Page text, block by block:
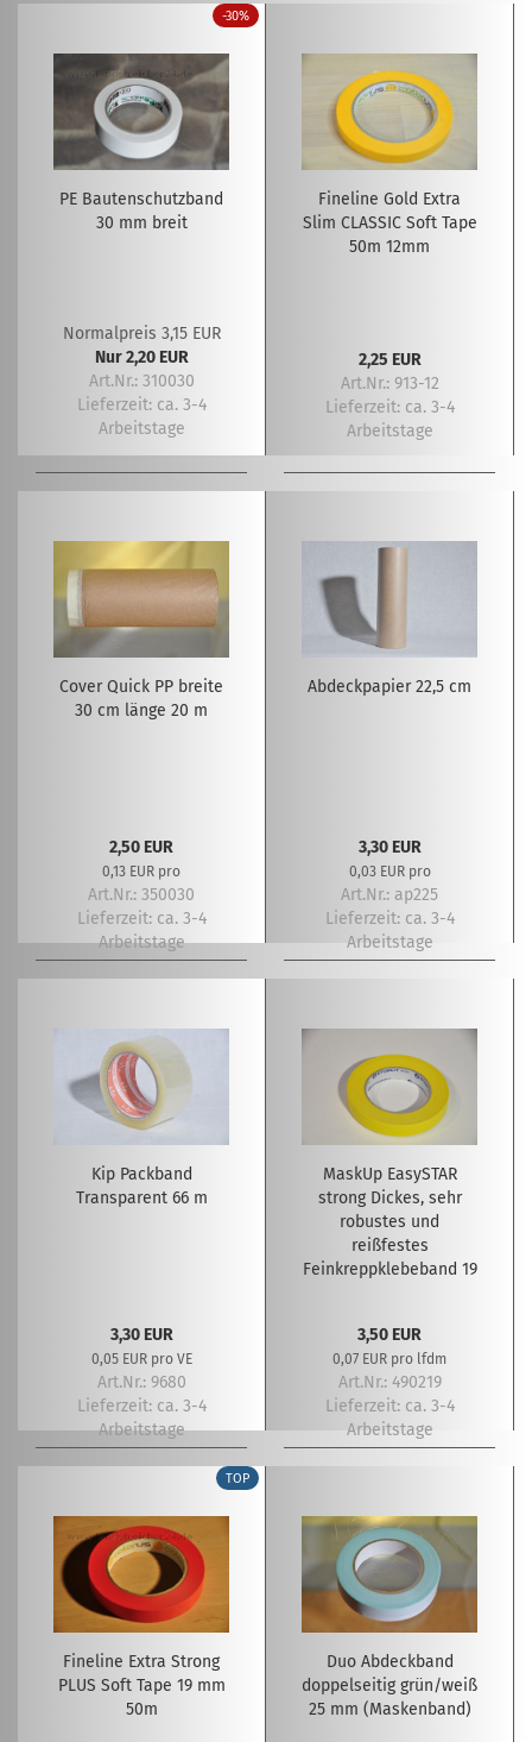
-30%
PE Bautenschutzband
30 mm breit
Normalpreis 3,15 EUR
Nur 2,20 EUR
Art.Nr.: 310030
Lieferzeit: ca. 3-4
Arbeitstage
Fineline Gold Extra
Slim CLASSIC Soft Tape
50m 12mm
2,25 EUR
Art.Nr.: 913-12
Lieferzeit: ca. 3-4
Arbeitstage
Cover Quick PP breite
30 cm länge 20 m
2,50 EUR
0,13 EUR pro
Art.Nr.: 350030
Lieferzeit: ca. 3-4
Arbeitstage
Abdeckpapier 22,5 cm
3,30 EUR
0,03 EUR pro
Art.Nr.: ap225
Lieferzeit: ca. 3-4
Arbeitstage
Kip Packband
Transparent 66 m
3,30 EUR
0,05 EUR pro VE
Art.Nr.: 9680
Lieferzeit: ca. 3-4
Arbeitstage
MaskUp EasySTAR
strong Dickes, sehr
robustes und
reißfestes
Feinkreppklebeband 19
3,50 EUR
0,07 EUR pro lfdm
Art.Nr.: 490219
Lieferzeit: ca. 3-4
Arbeitstage
TOP
Fineline Extra Strong
PLUS Soft Tape 19 mm
50m
Duo Abdeckband
doppelseitig grün/weiß
25 mm (Maskenband)